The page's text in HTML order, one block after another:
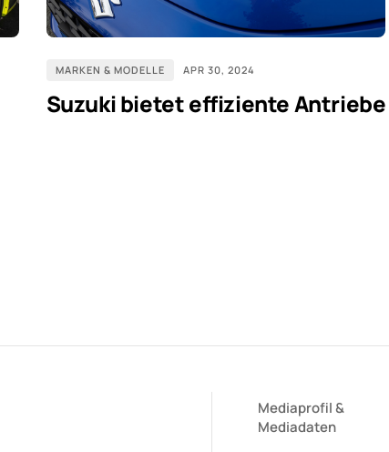
MARKEN & MODELLE APR 30, 2024
Suzuki bietet effiziente Antriebe
Mediaprofil&
Mediadaten